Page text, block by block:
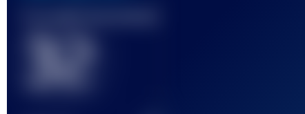
32